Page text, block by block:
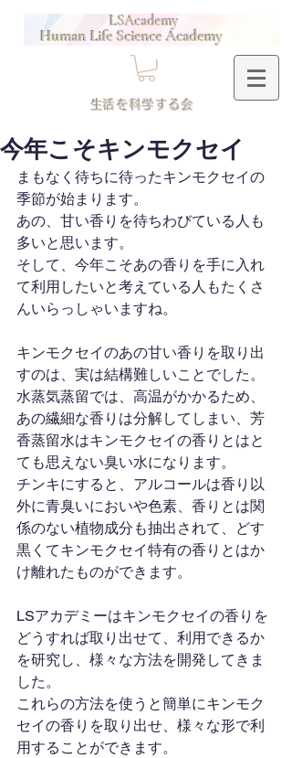
Human Life Science Academy
LSAcademy
​生活を科学する会
今年こそキンモクセイ
まもなく待ちに待ったキンモクセイの
季節が始まります。
あの、甘い香りを待ちわびている人も
多いと思います。
そして、今年こそあの香りを手に入れ
て利用したいと考えている人もたくさ
んいらっしゃいますね。
キンモクセイのあの甘い香りを取り出
すのは、実は結構難しいことでした。
水蒸気蒸留では、高温がかかるため、
あの繊細な香りは分解してしまい、芳
香蒸留水はキンモクセイの香りとはと
ても思えない臭い水になります。
チンキにすると、アルコールは香り以
外に青臭いにおいや色素、香りとは関
係のない植物成分も抽出されて、どす
黒くてキンモクセイ特有の香りとはか
け離れたものができます。
LSアカデミーはキンモクセイの香りを
どうすれば取り出せて、利用できるか
を研究し、様々な方法を開発してきま
した。
これらの方法を使うと簡単にキンモク
セイの香りを取り出せ、様々な形で利
用することができます。